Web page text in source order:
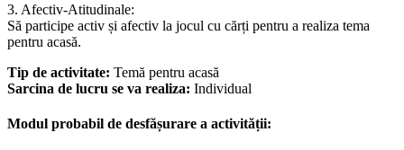
3. Afectiv-Atitudinale:
Să participe activ și afectiv la jocul cu cărți pentru a realiza tema
pentru acasă.
Tip de activitate: Temă pentru acasă
Sarcina de lucru se va realiza: Individual
Modul probabil de desfășurare a activității: